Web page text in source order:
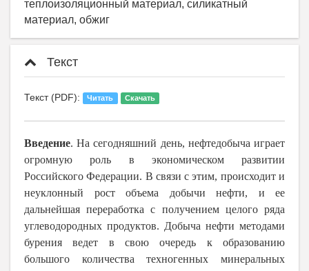
теплоизоляционный материал, силикатный
материал, обжиг
Текст
Текст (PDF): Читать Скачать
Введение. На сегодняшний день, нефтедобыча играет
огромную роль в экономическом развитии
Российского Федерации. В связи с этим, происходит и
неуклонный рост объема добычи нефти, и ее
дальнейшая переработка с получением целого ряда
углеводородных продуктов. Добыча нефти методами
бурения ведет в свою очередь к образованию
большого количества техногенных минеральных